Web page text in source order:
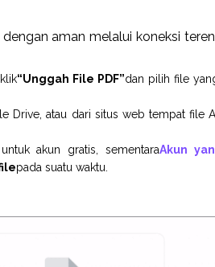
aman melalui koneksi
“Unggah File PDF”dan pilih file
Drive, atau dari situs web tempat file
akun gratis, sementaraAkun
pada suatu waktu.